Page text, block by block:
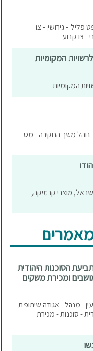
- גירושין - צו
- צו קבוע
המקומיות
המקומיות
נוהל משך החקירה - מס
מוצרי קרמיקה,
הסוכנות היהודית
ומכירת משקים
- מנהל - אגודה שיתופית
- סוכנות - מכירת